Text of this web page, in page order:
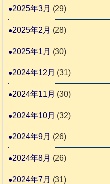
2025年3月 (29)
2025年2月 (28)
2025年1月 (30)
2024年12月 (31)
2024年11月 (30)
2024年10月 (32)
2024年9月 (26)
2024年8月 (26)
2024年7月 (31)